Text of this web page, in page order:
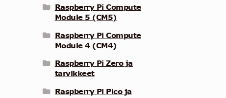
Raspberry Pi Compute
Module 5 (CM5)
Raspberry Pi Compute
Module 4 (CM4)
Raspberry Pi Zero ja
tarvikkeet
Raspberry Pi Pico ja